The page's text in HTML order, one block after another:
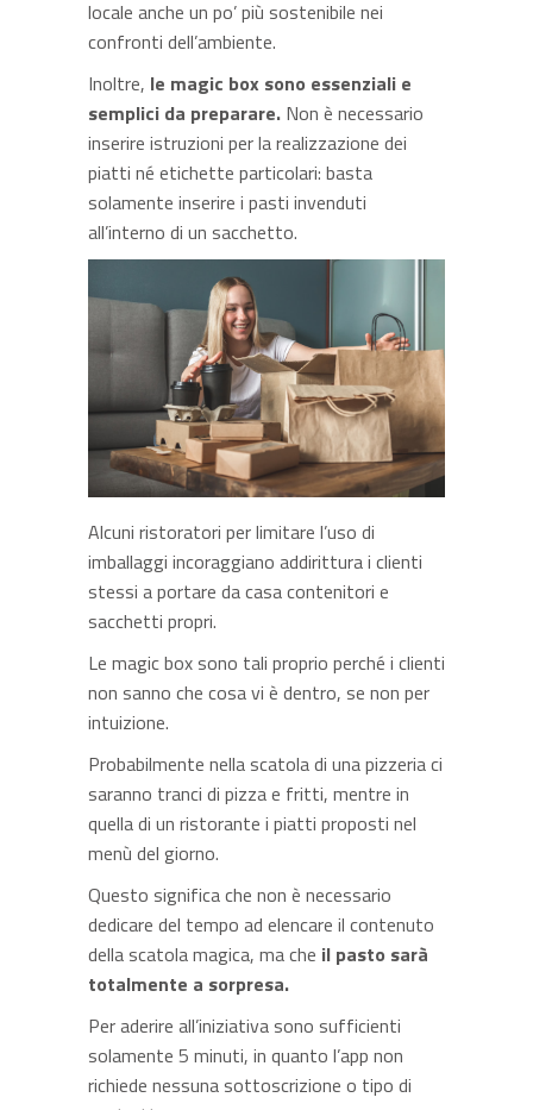
locale anche un po’ più sostenibile nei
confronti dell’ambiente.
Inoltre, le magic box sono essenziali e
semplici da preparare. Non è necessario
inserire istruzioni per la realizzazione dei
piatti né etichette particolari: basta
solamente inserire i pasti invenduti
all’interno di un sacchetto.
Alcuni ristoratori per limitare l’uso di
imballaggi incoraggiano addirittura i clienti
stessi a portare da casa contenitori e
sacchetti propri.
Le magic box sono tali proprio perché i clienti
non sanno che cosa vi è dentro, se non per
intuizione.
Probabilmente nella scatola di una pizzeria ci
saranno tranci di pizza e fritti, mentre in
quella di un ristorante i piatti proposti nel
menù del giorno.
Questo significa che non è necessario
dedicare del tempo ad elencare il contenuto
della scatola magica, ma che il pasto sarà
totalmente a sorpresa.
Per aderire all’iniziativa sono sufficienti
solamente 5 minuti, in quanto l’app non
richiede nessuna sottoscrizione o tipo di